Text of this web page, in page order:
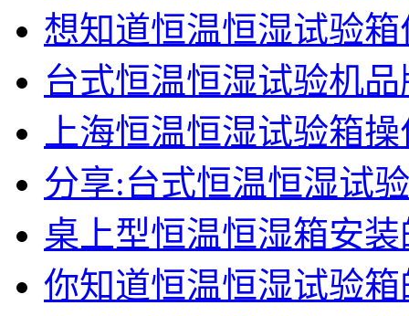
想知道恒温恒湿试验
台式恒温恒湿试验机
上海恒温恒湿试验箱
分享:台式恒温恒湿试
桌上型恒温恒湿箱安
你知道恒温恒湿试验